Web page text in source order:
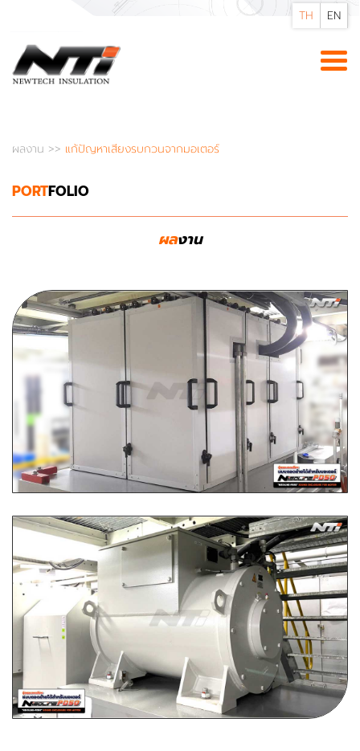
TH EN
ผลงาน >> แก้ปัญหาเสียงรบกวนจากมอเตอร์
PORTFOLIO
ผลงาน